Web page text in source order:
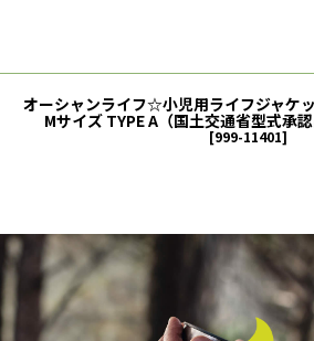
オーシャンライフ☆小児用ライフジャケ
Mサイズ TYPE A（国土交通省型式承
[999-11401]